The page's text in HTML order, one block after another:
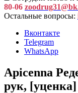
80-06
Остальные вопросы:
Вконтакте
Telegram
WhatsApp
Apicenna
рук,